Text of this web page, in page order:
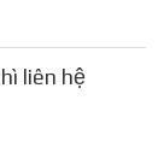
liên hệ